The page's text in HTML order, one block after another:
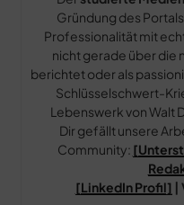
Gründung des
Professionalität mit
nicht gerade über die
berichtet oder als
Schlüsselschwert-
Lebenswerk von Walt
Dir gefällt unsere
Community:
[LinkedIn Profil] |